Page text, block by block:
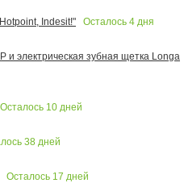
Indesit!"
Осталось 4 дня
и электрическая зубная щетка Longa
Осталось 10 дней
38 дней
Осталось 17 дней